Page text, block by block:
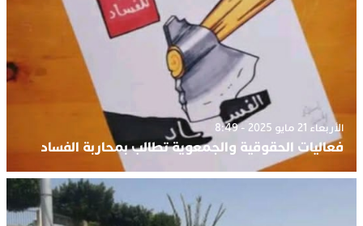
الأربعاء 21 مايو 2025 - 8:49
فعاليات الحقوقية والجمعوية تطالب بمحاربة الفساد